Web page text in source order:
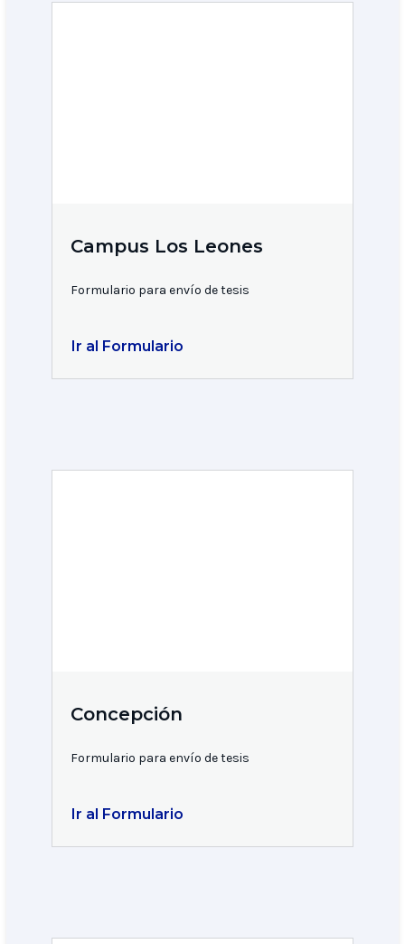
Campus Los Leones
Formulario para envío de tesis
Ir al Formulario
Concepción
Formulario para envío de tesis
Ir al Formulario